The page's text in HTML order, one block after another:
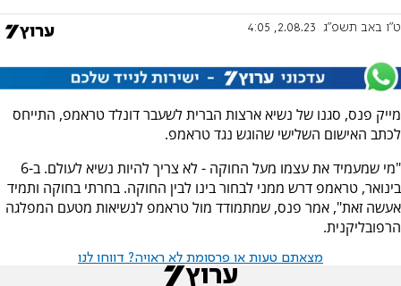
ט"ו באב תשפ"ג 2.08.23, 4:05
מייק פנס, סגנו של נשיא ארצות הברית לשעבר דונלד טראמפ, התייחס
לכתב האישום השלישי שהוגש נגד טראמפ.
"מי שמעמיד את עצמו מעל החוקה - לא צריך להיות נשיא לעולם. ב-6
בינואר, טראמפ דרש ממני לבחור בינו לבין החוקה. בחרתי בחוקה ותמיד
אעשה זאת", אמר פנס, שמתמודד מול טראמפ לנשיאות מטעם המפלגה
הרפובליקנית.
מצאתם טעות או פרסומת לא ראויה? דווחו לנו